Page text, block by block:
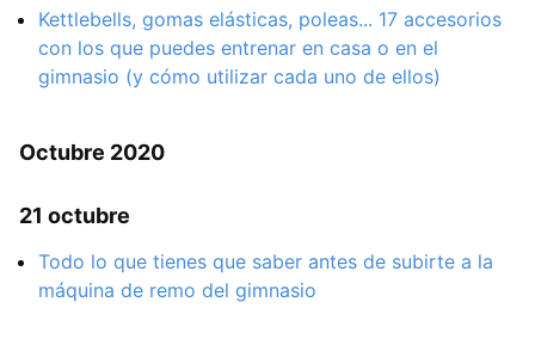
Kettlebells, gomas elásticas, poleas... 17 accesorios
con los que puedes entrenar en casa o en el
gimnasio (y cómo utilizar cada uno de ellos)
Octubre 2020
21 octubre
Todo lo que tienes que saber antes de subirte a la
máquina de remo del gimnasio